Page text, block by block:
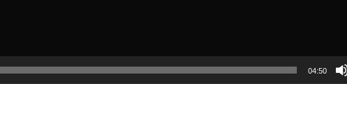
04:50